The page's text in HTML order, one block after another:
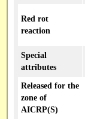
Red rot
reaction
Special
attributes
Released for the
zone of
AICRP(S)